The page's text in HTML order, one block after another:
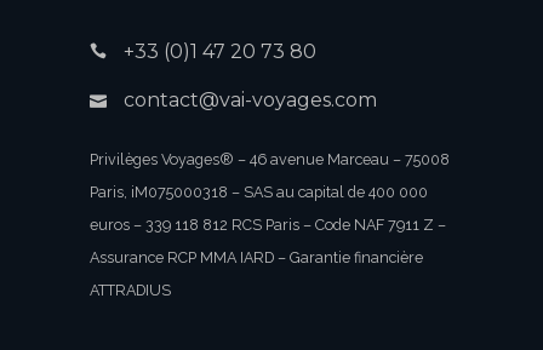
+33 (0)1 47 20 73 80
contact@vai-voyages.com
Privilèges Voyages® – 46 avenue Marceau – 75008
Paris, iM075000318 – SAS au capital de 400 000
euros – 339 118 812 RCS Paris – Code NAF 7911 Z –
Assurance RCP MMA IARD – Garantie financière
ATTRADIUS